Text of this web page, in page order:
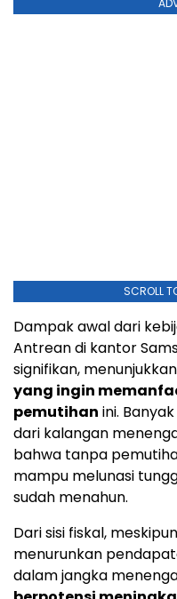
SCROLL
Dampak awal dari
Antrean di kantor
signifikan, menunjukkan
yang ingin
pemutihan ini.
dari kalangan
bahwa tanpa
mampu melunasi
sudah menahun.
Dari sisi fiskal,
menurunkan
dalam jangka